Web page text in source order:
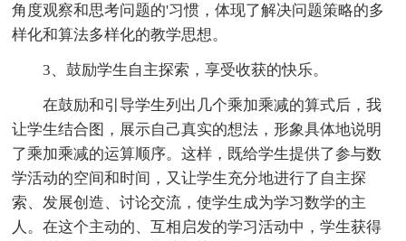
角度观察和思考问题的'习惯，体现了解决问题策略的多
样化和算法多样化的教学思想。
3、鼓励学生自主探索，享受收获的快乐。
在鼓励和引导学生列出几个乘加乘减的算式后，我
让学生结合图，展示自己真实的想法，形象具体地说明
了乘加乘减的运算顺序。这样，既给学生提供了参与数
学活动的空间和时间，又让学生充分地进行了自主探
索、发展创造、讨论交流，使学生成为学习数学的主
人。在这个主动的、互相启发的学习活动中，学生获得